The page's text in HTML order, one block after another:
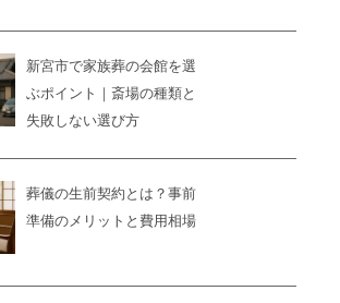
新宮市で家族葬の会館を選
ぶポイント｜斎場の種類と
失敗しない選び方
葬儀の生前契約とは？事前
準備のメリットと費用相場